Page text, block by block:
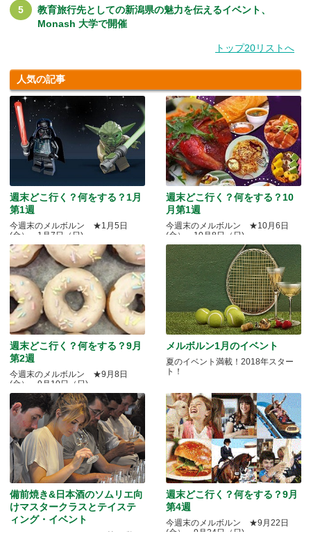
教育旅行先としての新潟県の魅力を伝えるイベント、
Monash 大学で開催
トップ20リストへ
人気の記事
週末どこ行く？何をする？1月
第1週
今週末のメルボルン ★1月5日
(金）～1月7日（日)
週末どこ行く？何をする？10
月第1週
今週末のメルボルン ★10月6日
(金）～10月8日（日)
週末どこ行く？何をする？9月
第2週
今週末のメルボルン ★9月8日
(金）～9月10日（日)
メルボルン1月のイベント
夏のイベント満載！2018年スター
ト！
備前焼き&日本酒のソムリエ向
けマスタークラスとテイステ
ィング・イベント
Quality Okayama Projectj 第三弾
週末どこ行く？何をする？9月
第4週
今週末のメルボルン ★9月22日
(金）～9月24日（日)